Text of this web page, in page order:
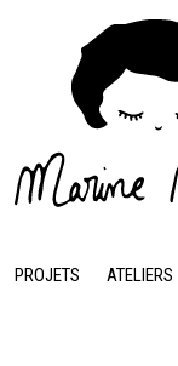
PROJETS ATELIERS